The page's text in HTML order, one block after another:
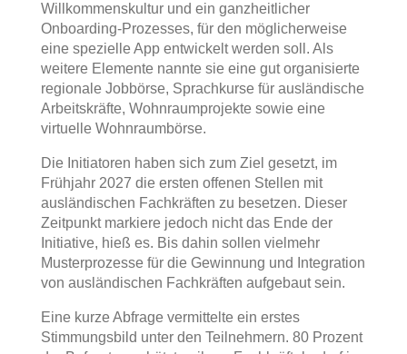
Willkommenskultur und ein ganzheitlicher
Onboarding-Prozesses, für den möglicherweise
eine spezielle App entwickelt werden soll. Als
weitere Elemente nannte sie eine gut organisierte
regionale Jobbörse, Sprachkurse für ausländische
Arbeitskräfte, Wohnraumprojekte sowie eine
virtuelle Wohnraumbörse.
Die Initiatoren haben sich zum Ziel gesetzt, im
Frühjahr 2027 die ersten offenen Stellen mit
ausländischen Fachkräften zu besetzen. Dieser
Zeitpunkt markiere jedoch nicht das Ende der
Initiative, hieß es. Bis dahin sollen vielmehr
Musterprozesse für die Gewinnung und Integration
von ausländischen Fachkräften aufgebaut sein.
Eine kurze Abfrage vermittelte ein erstes
Stimmungsbild unter den Teilnehmern. 80 Prozent